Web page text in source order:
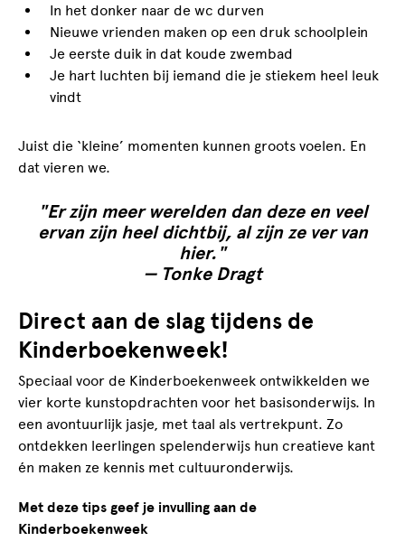
In het donker naar de wc durven
Nieuwe vrienden maken op een druk schoolplein
Je eerste duik in dat koude zwembad
Je hart luchten bij iemand die je stiekem heel leuk
vindt
Juist die ‘kleine’ momenten kunnen groots voelen. En
dat vieren we.
"Er zijn meer werelden dan deze en veel
ervan zijn heel dichtbij, al zijn ze ver van
hier."
— Tonke Dragt
Direct aan de slag tijdens de
Kinderboekenweek!
Speciaal voor de Kinderboekenweek ontwikkelden we
vier korte kunstopdrachten voor het basisonderwijs. In
een avontuurlijk jasje, met taal als vertrekpunt. Zo
ontdekken leerlingen spelenderwijs hun creatieve kant
én maken ze kennis met cultuuronderwijs.
Met deze tips geef je invulling aan de
Kinderboekenweek